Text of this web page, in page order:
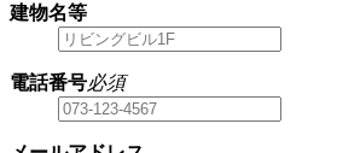
建物名等
電話番号必須